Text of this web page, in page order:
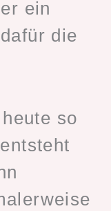
ein
die
so